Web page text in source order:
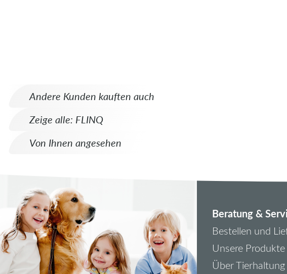
Andere Kunden kauften auch
Zeige alle: FLINQ
Von Ihnen angesehen
Beratung &
Bestellen und
Unsere Produkte
Über Tierhaltung